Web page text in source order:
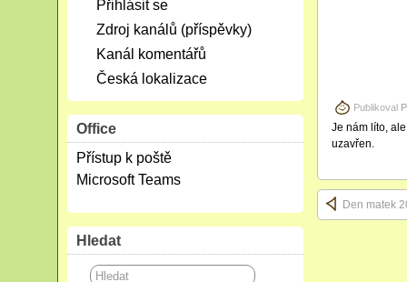
Publikoval
Je nám líto,
uzavřen.
Den matek
Přihlásit se
Zdroj kanálů (příspěvky)
Kanál komentářů
Česká lokalizace
Office
Přístup k poště
Microsoft Teams
Hledat